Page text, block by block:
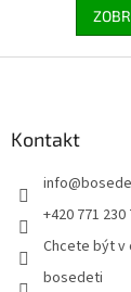
Kontakt
info@
+420 771 230
Chcete být v
bosedeti